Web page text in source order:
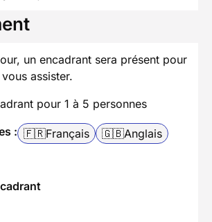
un encadrant sera présent pour
assister.
pour 1 à 5 personnes
: 🇫🇷Français 🇬🇧Anglais